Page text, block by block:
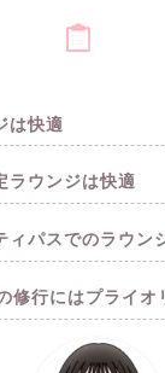
は快適
ラウンジは快適
ィパスでのラウン
修行にはプライオ